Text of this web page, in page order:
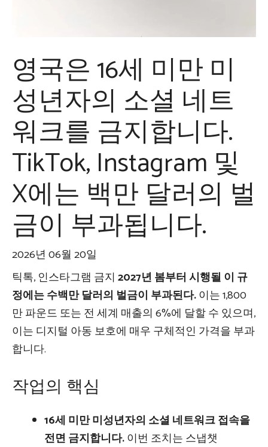
영국은 16세 미만 미
성년자의 소셜 네트
워크를 금지합니다.
TikTok, Instagram 및
X에는 백만 달러의 벌
금이 부과됩니다.
2026년 06월 20일
틱톡, 인스타그램 금지 2027년 봄부터 시행될 이 규
정에는 수백만 달러의 벌금이 부과된다.이는 1,800
만 파운드 또는 전 세계 매출의 6%에 달할 수 있으며,
이는 디지털 아동 보호에 매우 구체적인 가격을 부과
합니다.
작업의 핵심
16세 미만 미성년자의 소셜 네트워크 접속을
전면 금지합니다.이번 조치는 스냅챗